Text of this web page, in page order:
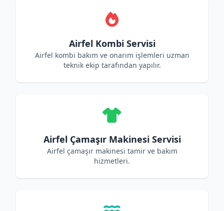
Airfel Kombi Servisi
Airfel kombi bakım ve onarım işlemleri uzman
teknik ekip tarafından yapılır.
Airfel Çamaşır Makinesi Servisi
Airfel çamaşır makinesi tamir ve bakım
hizmetleri.